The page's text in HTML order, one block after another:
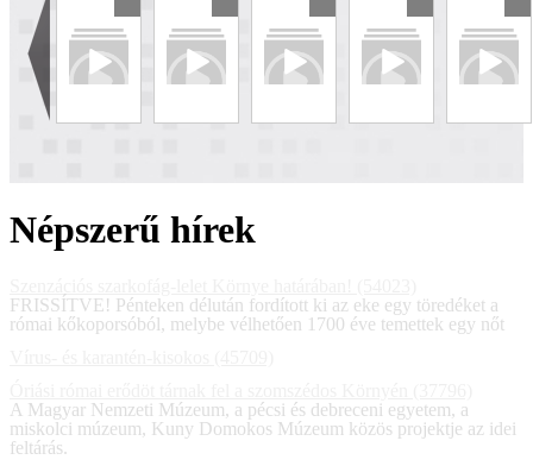
Népszerű hírek
FRISSÍTVE! Pénteken délután fordított ki az eke egy töredéket a
római kőkoporsóból, melybe vélhetően 1700 éve temettek egy nőt
A Magyar Nemzeti Múzeum, a pécsi és debreceni egyetem, a
miskolci múzeum, Kuny Domokos Múzeum közös projektje az idei
feltárás.